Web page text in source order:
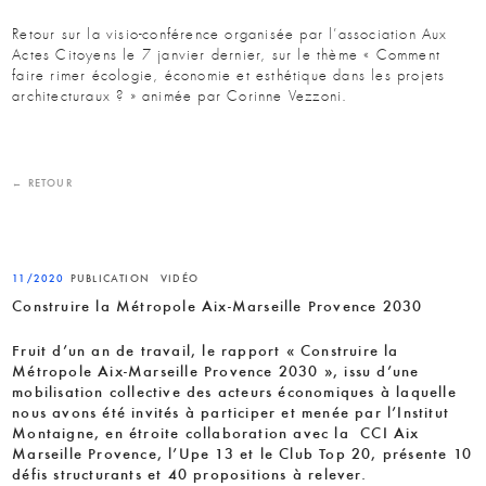
Retour sur la visio-conférence organisée par l’association Aux
Actes Citoyens le 7 janvier dernier, sur le thème « Comment
faire rimer écologie, économie et esthétique dans les projets
architecturaux ? » animée par Corinne Vezzoni.
← RETOUR
11/2020 PUBLICATION VIDÉO
Construire la Métropole Aix-Marseille Provence 2030
Fruit d’un an de travail, le rapport « Construire la
Métropole Aix-Marseille Provence 2030 », issu d’une
mobilisation collective des acteurs économiques à laquelle
nous avons été invités à participer et menée par l’Institut
Montaigne, en étroite collaboration avec la CCI Aix
Marseille Provence, l’Upe 13 et le Club Top 20, présente 10
défis structurants et 40 propositions à relever.